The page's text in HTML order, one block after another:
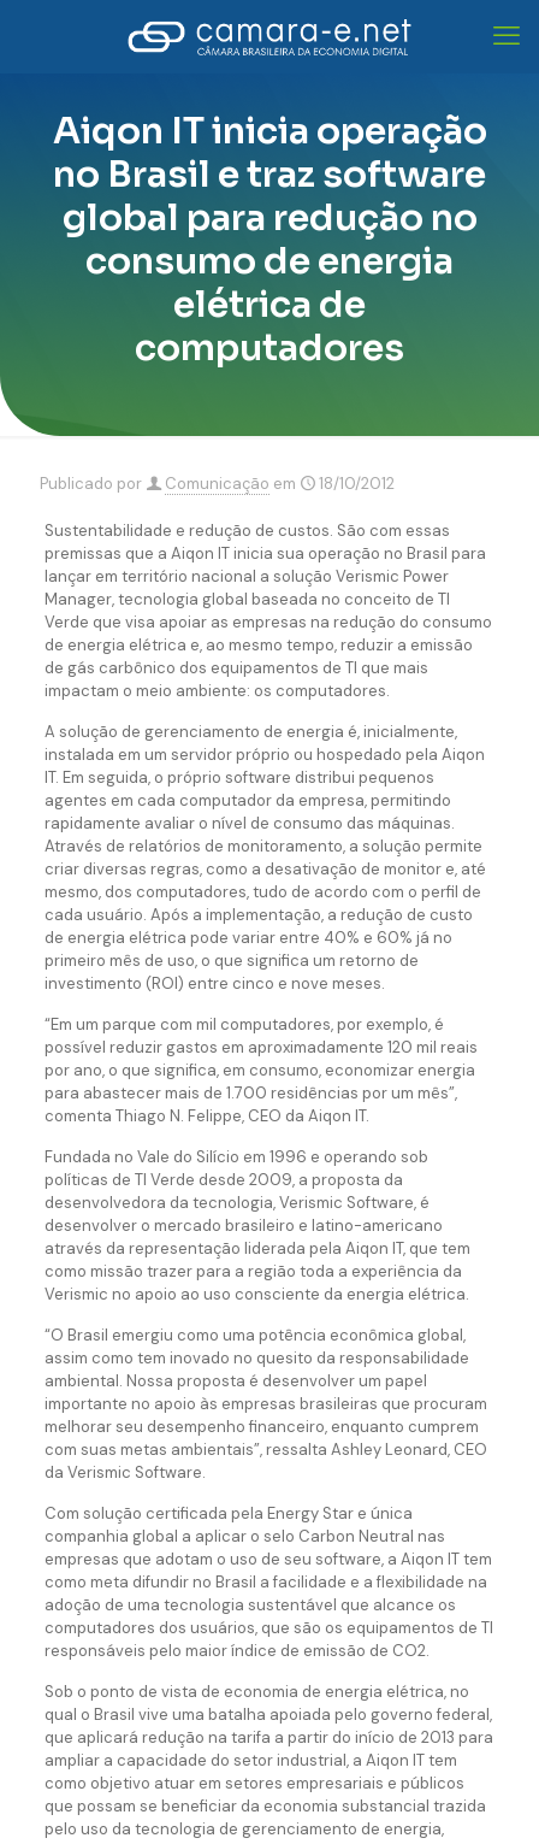
Aiqon IT inicia operação
no Brasil e traz software
global para redução no
consumo de energia
elétrica de
computadores
Publicado por Comunicação em 18/10/2012
Sustentabilidade e redução de custos. São com essas
premissas que a Aiqon IT inicia sua operação no Brasil para
lançar em território nacional a solução Verismic Power
Manager, tecnologia global baseada no conceito de TI
Verde que visa apoiar as empresas na redução do consumo
de energia elétrica e, ao mesmo tempo, reduzir a emissão
de gás carbônico dos equipamentos de TI que mais
impactam o meio ambiente: os computadores.
A solução de gerenciamento de energia é, inicialmente,
instalada em um servidor próprio ou hospedado pela Aiqon
IT. Em seguida, o próprio software distribui pequenos
agentes em cada computador da empresa, permitindo
rapidamente avaliar o nível de consumo das máquinas.
Através de relatórios de monitoramento, a solução permite
criar diversas regras, como a desativação de monitor e, até
mesmo, dos computadores, tudo de acordo com o perfil de
cada usuário. Após a implementação, a redução de custo
de energia elétrica pode variar entre 40% e 60% já no
primeiro mês de uso, o que significa um retorno de
investimento (ROI) entre cinco e nove meses.
“Em um parque com mil computadores, por exemplo, é
possível reduzir gastos em aproximadamente 120 mil reais
por ano, o que significa, em consumo, economizar energia
para abastecer mais de 1.700 residências por um mês”,
comenta Thiago N. Felippe, CEO da Aiqon IT.
Fundada no Vale do Silício em 1996 e operando sob
políticas de TI Verde desde 2009, a proposta da
desenvolvedora da tecnologia, Verismic Software, é
desenvolver o mercado brasileiro e latino-americano
através da representação liderada pela Aiqon IT, que tem
como missão trazer para a região toda a experiência da
Verismic no apoio ao uso consciente da energia elétrica.
“O Brasil emergiu como uma potência econômica global,
assim como tem inovado no quesito da responsabilidade
ambiental. Nossa proposta é desenvolver um papel
importante no apoio às empresas brasileiras que procuram
melhorar seu desempenho financeiro, enquanto cumprem
com suas metas ambientais”, ressalta Ashley Leonard, CEO
da Verismic Software.
Com solução certificada pela Energy Star e única
companhia global a aplicar o selo Carbon Neutral nas
empresas que adotam o uso de seu software, a Aiqon IT tem
como meta difundir no Brasil a facilidade e a flexibilidade na
adoção de uma tecnologia sustentável que alcance os
computadores dos usuários, que são os equipamentos de TI
responsáveis pelo maior índice de emissão de CO2.
Sob o ponto de vista de economia de energia elétrica, no
qual o Brasil vive uma batalha apoiada pelo governo federal,
que aplicará redução na tarifa a partir do início de 2013 para
ampliar a capacidade do setor industrial, a Aiqon IT tem
como objetivo atuar em setores empresariais e públicos
que possam se beneficiar da economia substancial trazida
pelo uso da tecnologia de gerenciamento de energia,